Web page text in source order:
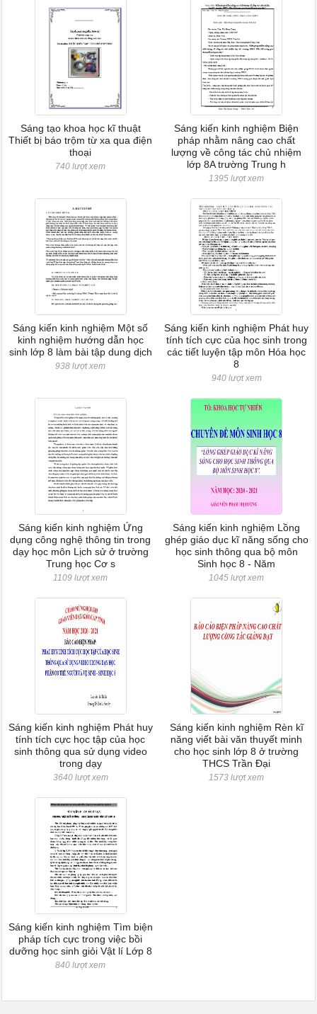
Sáng tạo khoa học kĩ thuật
Thiết bị báo trộm từ xa qua điện
thoại
740 lượt xem
Sáng kiến kinh nghiệm Biện
pháp nhằm nâng cao chất
lượng về công tác chủ nhiệm
lớp 8A trường Trung h
1395 lượt xem
Sáng kiến kinh nghiệm Một số
kinh nghiệm hướng dẫn học
sinh lớp 8 làm bài tập dung dịch
938 lượt xem
Sáng kiến kinh nghiệm Phát huy
tính tích cực của học sinh trong
các tiết luyện tập môn Hóa học
8
940 lượt xem
Sáng kiến kinh nghiệm Ứng
dụng công nghệ thông tin trong
dạy học môn Lịch sử ở trường
Trung học Cơ s
1109 lượt xem
Sáng kiến kinh nghiệm Lồng
ghép giáo dục kĩ năng sống cho
học sinh thông qua bộ môn
Sinh học 8 - Năm
1045 lượt xem
Sáng kiến kinh nghiệm Phát huy
tính tích cực học tập của học
sinh thông qua sử dụng video
trong dạy
3640 lượt xem
Sáng kiến kinh nghiệm Rèn kĩ
năng viết bài văn thuyết minh
cho học sinh lớp 8 ở trường
THCS Trần Đại
1573 lượt xem
Sáng kiến kinh nghiệm Tìm biện
pháp tích cực trong việc bồi
dưỡng học sinh giỏi Vật lí Lớp 8
840 lượt xem